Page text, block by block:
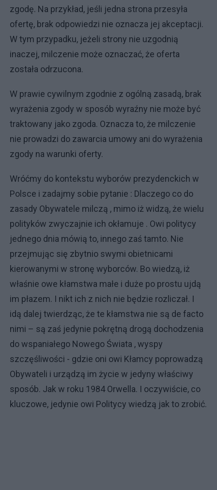
zgodę. Na przykład, jeśli jedna strona przesyła
ofertę, brak odpowiedzi nie oznacza jej akceptacji.
W tym przypadku, jeżeli strony nie uzgodnią
inaczej, milczenie może oznaczać, że oferta
została odrzucona.
W prawie cywilnym zgodnie z ogólną zasadą, brak
wyrażenia zgody w sposób wyraźny nie może być
traktowany jako zgoda. Oznacza to, że milczenie
nie prowadzi do zawarcia umowy ani do wyrażenia
zgody na warunki oferty.
Wróćmy do kontekstu wyborów prezydenckich w
Polsce i zadajmy sobie pytanie : Dlaczego co do
zasady Obywatele milczą , mimo iż widzą, że wielu
polityków zwyczajnie ich okłamuje . Owi politycy
jednego dnia mówią to, innego zaś tamto. Nie
przejmując się zbytnio swymi obietnicami
kierowanymi w stronę wyborców. Bo wiedzą, iż
właśnie owe kłamstwa małe i duże po prostu ujdą
im płazem. I nikt ich z nich nie będzie rozliczał. I
idą dalej twierdząc, że te kłamstwa nie są de facto
nimi – są zaś jedynie pokrętną drogą dochodzenia
do wspaniałego Nowego Świata , wyspy
szczęśliwości - gdzie oni owi Kłamcy poprowadzą
Obywateli i urządzą im życie w jedyny właściwy
sposób. Jak w roku 1984 Orwella. I oczywiście, co
kluczowe, jedynie owi Politycy wiedzą jak to zrobić.